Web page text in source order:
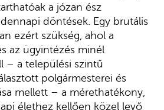
a józan ész
döntések. Egy brutális
ezért szükség, ahol a
az ügyintézés minél
– a települési szintű
polgármesterei és
mellett – a mérethatékony,
élethez kellően közel levő